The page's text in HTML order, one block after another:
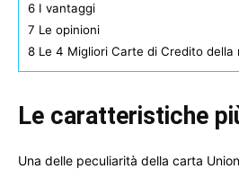
6 I vantaggi
7 Le opinioni
8 Le 4 Migliori Carte di Credito della
Le caratteristiche
Una delle peculiarità della carta